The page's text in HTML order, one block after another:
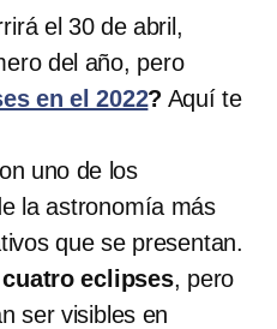
el 30 de abril,
del año, pero
en el 2022? Aquí te
uno de los
la astronomía más
que se presentan.
eclipses, pero
ser visibles en